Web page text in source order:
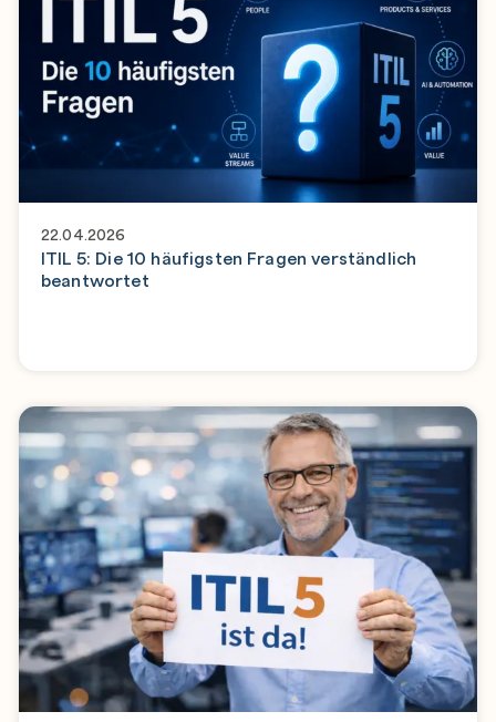
22.04.2026
ITIL 5: Die 10 häufigsten Fragen verständlich
beantwortet